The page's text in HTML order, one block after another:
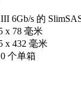
6Gb/s 的
x 78 毫米
x 432 毫米
个单箱